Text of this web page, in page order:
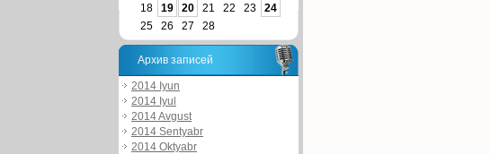
18
19 20 21 22 23
24
25
26 27 28
Архив записей
2014 Iyun
2014 Iyul
2014 Avgust
2014 Sentyabr
2014 Oktyabr